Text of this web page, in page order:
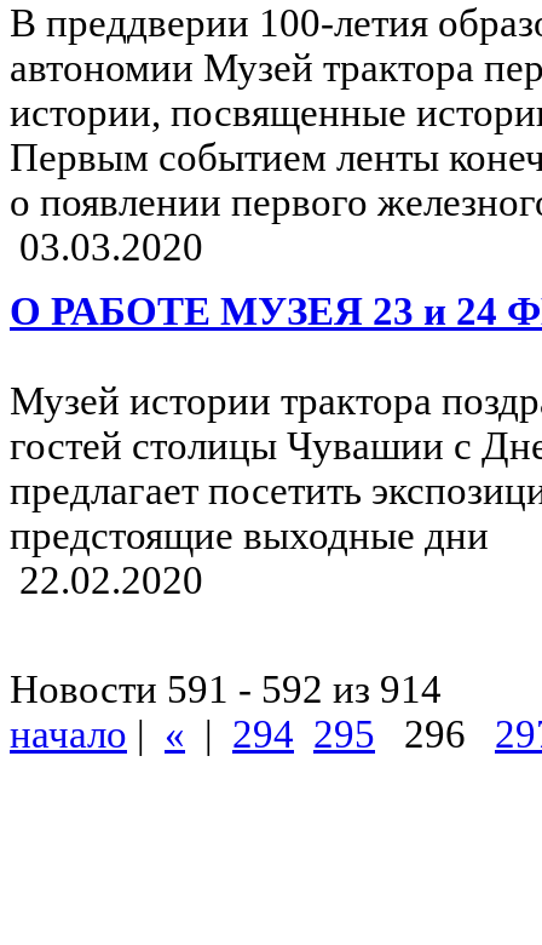
В преддверии 100-летия
автономии Музей трактора
истории, посвященные
Первым событием ленты
о появлении первого
03.03.2020
О РАБОТЕ МУЗЕЯ 23 и 24
Музей истории трактора
гостей столицы Чувашии с
предлагает посетить
предстоящие выходные дни
22.02.2020
Новости 591 - 592 из 914
начало | « | 294 295 296